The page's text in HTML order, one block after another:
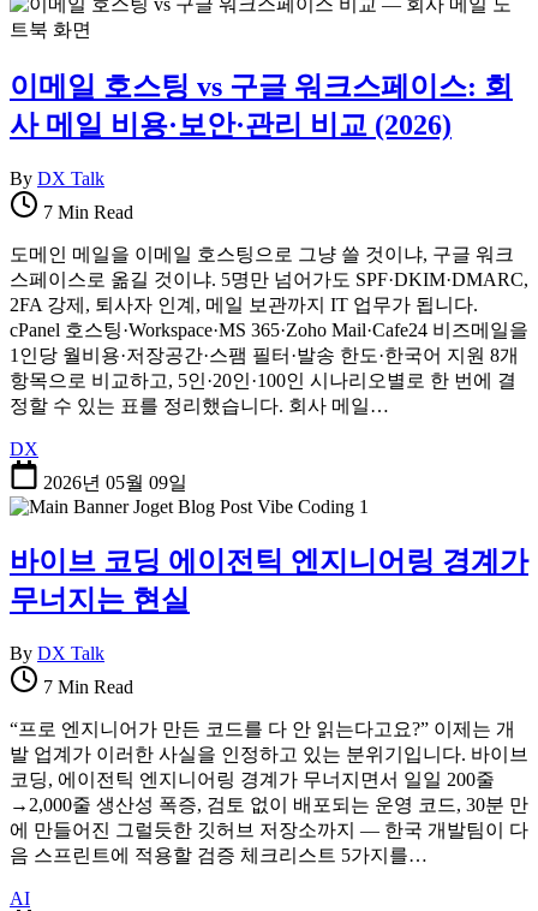
이메일 호스팅 vs 구글 워크스페이스: 회
사 메일 비용·보안·관리 비교 (2026)
By DX Talk
7 Min Read
도메인 메일을 이메일 호스팅으로 그냥 쓸 것이냐, 구글 워크
스페이스로 옮길 것이냐. 5명만 넘어가도 SPF·DKIM·DMARC,
2FA 강제, 퇴사자 인계, 메일 보관까지 IT 업무가 됩니다.
cPanel 호스팅·Workspace·MS 365·Zoho Mail·Cafe24 비즈메일을
1인당 월비용·저장공간·스팸 필터·발송 한도·한국어 지원 8개
항목으로 비교하고, 5인·20인·100인 시나리오별로 한 번에 결
정할 수 있는 표를 정리했습니다. 회사 메일…
DX
2026년 05월 09일
바이브 코딩 에이전틱 엔지니어링 경계가
무너지는 현실
By DX Talk
7 Min Read
“프로 엔지니어가 만든 코드를 다 안 읽는다고요?” 이제는 개
발 업계가 이러한 사실을 인정하고 있는 분위기입니다. 바이브
코딩, 에이전틱 엔지니어링 경계가 무너지면서 일일 200줄
→2,000줄 생산성 폭증, 검토 없이 배포되는 운영 코드, 30분 만
에 만들어진 그럴듯한 깃허브 저장소까지 — 한국 개발팀이 다
음 스프린트에 적용할 검증 체크리스트 5가지를…
AI